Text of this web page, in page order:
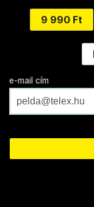
9 990 Ft
e-mail cím